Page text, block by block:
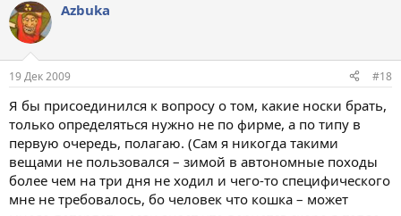
Azbuka
19 Дек 2009 #18
Я бы присоединился к вопросу о том, какие носки брать,
только определяться нужно не по фирме, а по типу в
первую очередь, полагаю. (Сам я никогда такими
вещами не пользовался – зимой в автономные походы
более чем на три дня не ходил и чего-то специфического
мне не требовалось, бо человек что кошка – может